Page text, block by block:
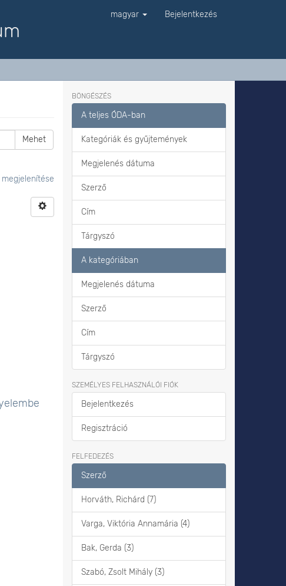
magyar Bejelentkezés
Mehet
BÖNGÉSZÉS
A teljes ÓDA-ban
Kategóriák és gyűjtemények
Megjelenés dátuma
Szerző
Cím
Tárgyszó
A kategóriában
Megjelenés dátuma
Szerző
Cím
Tárgyszó
SZEMÉLYES FELHASZNÁLÓI FIÓK
Bejelentkezés
Regisztráció
FELFEDEZÉS
Szerző
Horváth, Richárd (7)
Varga, Viktória Annamária (4)
Bak, Gerda (3)
Szabó, Zsolt Mihály (3)